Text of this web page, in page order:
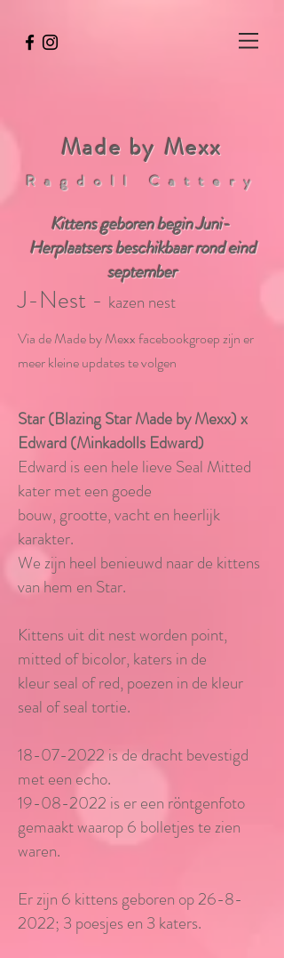
Made by Mexx
Ragdoll Cattery
​Kittens geboren begin Juni-
Herplaatsers beschikbaar rond eind
september
J-Nest - kazen nest
Via de Made by Mexx facebookgroep zijn er
meer kleine updates te volgen
Star (Blazing Star Made by Mexx) x
Edward (Minkadolls Edward)
Edward is een hele lieve Seal Mitted
kater met een goede
bouw,grootte,vacht en heerlijk
karakter.
We zijn heel benieuwd naar de kittens
van hem en Star.
Kittens uit dit nest worden point,
mitted of bicolor, katers in de
kleur seal ofred, poezen in de kleur
seal of seal tortie.
18-07-2022is de dracht bevestigd
met een echo.
19-08-2022 is er een röntgenfoto
gemaakt waarop 6 bolletjes te zien
waren.
Er zijn 6 kittens geboren op26-8-
2022; 3 poesjes en 3 katers.